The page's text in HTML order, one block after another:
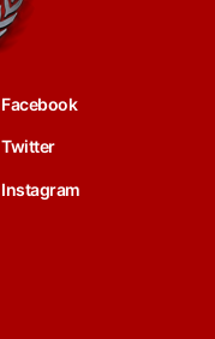
Facebook
Twitter
Instagram